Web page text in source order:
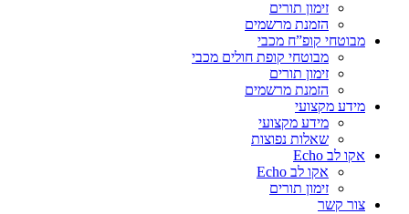
זימון תורים
הזמנת מרשמים
מבוטחי קופ”ח מכבי
מבוטחי קופת חולים מכבי
זימון תורים
הזמנת מרשמים
מידע מקצועי
מידע מקצועי
שאלות נפוצות
אקו לב Echo
אקו לב Echo
זימון תורים
צור קשר